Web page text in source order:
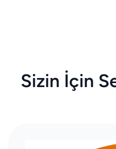
Sizin İçin